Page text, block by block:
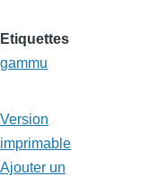
Etiquettes
gammu
Version
imprimable
Ajouter un